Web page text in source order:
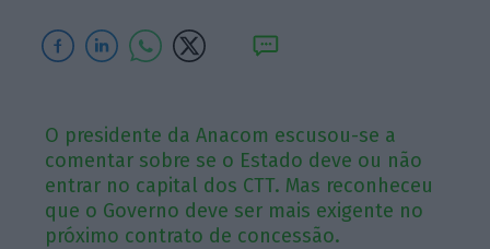
O presidente da Anacom escusou-se a
comentar sobre se o Estado deve ou não
entrar no capital dos CTT. Mas reconheceu
que o Governo deve ser mais exigente no
próximo contrato de concessão.